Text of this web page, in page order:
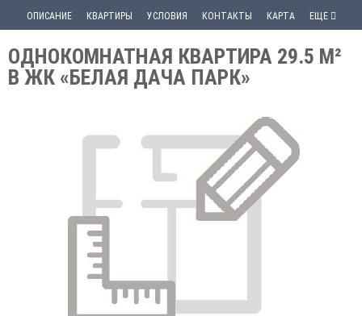
ОПИСАНИЕ КВАРТИРЫ УСЛОВИЯ КОНТАКТЫ КАРТА ЕЩЕ
ОДНОКОМНАТНАЯ КВАРТИРА 29.5 М²
В ЖК «БЕЛАЯ ДАЧА ПАРК»